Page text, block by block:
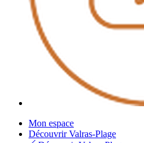
Mon espace
Découvrir Valras-Plage